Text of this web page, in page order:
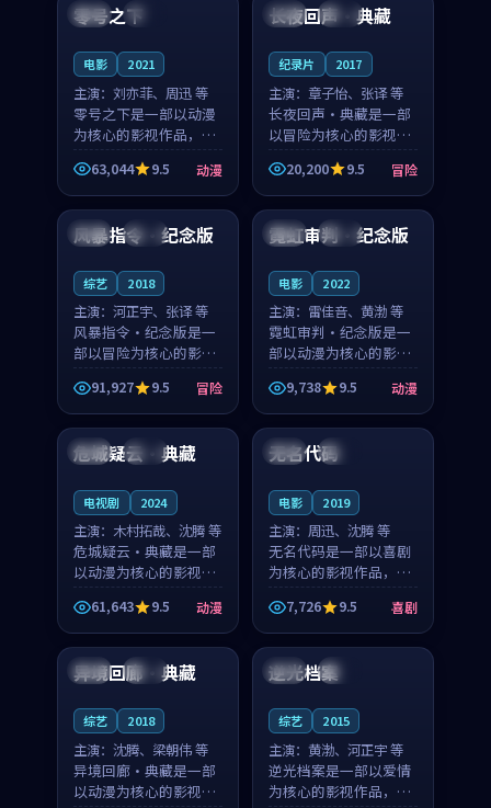
遇到告别都浸着真实
韩国 热播
零号之下
电影 2021
主演： 刘亦菲、周迅 等
零号之下是一部以动漫
为核心的影视作品，围
绕危机、反转与人物成
长展开，整体节奏紧
凑，值得推荐观看。
63,044 9.5 动漫
法国 独播
长夜回声·典藏
纪录片 2017
主演： 章子怡、张译 等
长夜回声·典藏是一部
以冒险为核心的影视作
品，围绕危机、反转与
人物成长展开，整体节
奏紧凑，值得推荐观
看。
20,200 9.5 冒险
英国 杜比
风暴指令·纪念版
综艺 2018
主演： 河正宇、张译 等
风暴指令·纪念版是一
部以冒险为核心的影视
作品，围绕危机、反转
与人物成长展开，整体
节奏紧凑，值得推荐观
看。
91,927 9.5 冒险
日本 高分
霓虹审判·纪念版
电影 2022
主演： 雷佳音、黄渤 等
霓虹审判·纪念版是一
部以动漫为核心的影视
作品，围绕危机、反转
与人物成长展开，整体
节奏紧凑，值得推荐观
看。
9,738 9.5 动漫
中国 杜比
危城疑云·典藏
电视剧 2024
主演： 木村拓哉、沈腾 等
危城疑云·典藏是一部
以动漫为核心的影视作
品，围绕危机、反转与
人物成长展开，整体节
奏紧凑，值得推荐观
看。
61,643 9.5 动漫
法国 杜比
无名代码
电影 2019
主演： 周迅、沈腾 等
无名代码是一部以喜剧
为核心的影视作品，围
绕危机、反转与人物成
长展开，整体节奏紧
凑，值得推荐观看。
7,726 9.5 喜剧
日本 完结
异境回廊·典藏
综艺 2018
主演： 沈腾、梁朝伟 等
异境回廊·典藏是一部
以动漫为核心的影视作
日本 院线
逆光档案
综艺 2015
主演： 黄渤、河正宇 等
逆光档案是一部以爱情
为核心的影视作品，围